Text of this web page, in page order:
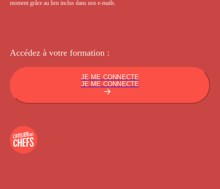
moment grâce au lien inclus dans nos e-mails.
Accédez à votre formation :
JE ME CONNECTE
JE ME CONNECTE